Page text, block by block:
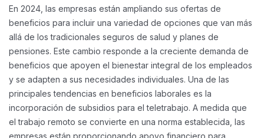
En 2024, las empresas están ampliando sus ofertas de
beneficios para incluir una variedad de opciones que van más
allá de los tradicionales seguros de salud y planes de
pensiones. Este cambio responde a la creciente demanda de
beneficios que apoyen el bienestar integral de los empleados
y se adapten a sus necesidades individuales. Una de las
principales tendencias en beneficios laborales es la
incorporación de subsidios para el teletrabajo. A medida que
el trabajo remoto se convierte en una norma establecida, las
empresas están proporcionando apoyo financiero para